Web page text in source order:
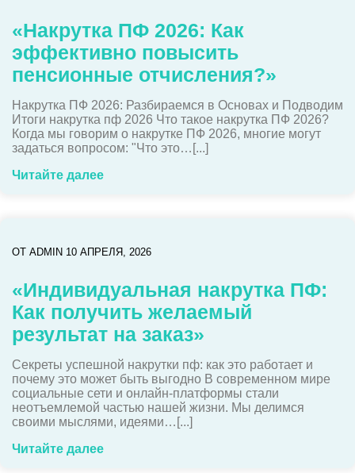
«Накрутка ПФ 2026: Как
эффективно повысить
пенсионные отчисления?»
Накрутка ПФ 2026: Разбираемся в Основах и Подводим
Итоги накрутка пф 2026 Что такое накрутка ПФ 2026?
Когда мы говорим о накрутке ПФ 2026, многие могут
задаться вопросом: "Что это…[...]
Читайте далее
ОТ ADMIN 10 АПРЕЛЯ, 2026
«Индивидуальная накрутка ПФ:
Как получить желаемый
результат на заказ»
Секреты успешной накрутки пф: как это работает и
почему это может быть выгодно В современном мире
социальные сети и онлайн-платформы стали
неотъемлемой частью нашей жизни. Мы делимся
своими мыслями, идеями…[...]
Читайте далее